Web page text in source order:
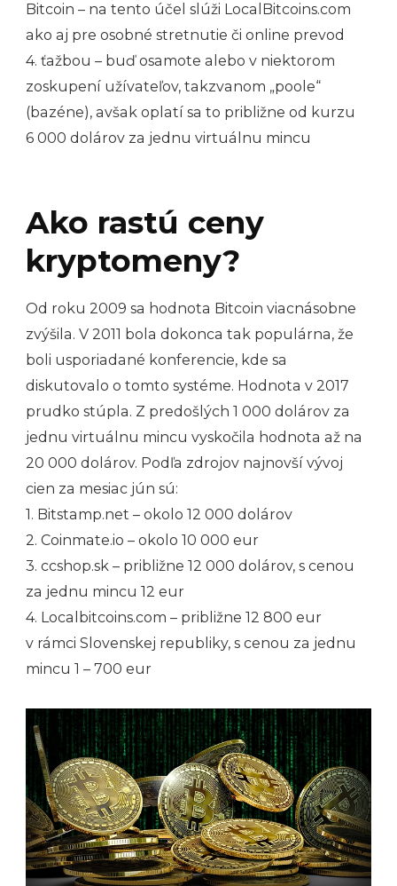
Bitcoin – na tento účel slúži LocalBitcoins.com
ako aj pre osobné stretnutie či online prevod
4. ťažbou – buď osamote alebo v niektorom
zoskupení užívateľov, takzvanom „poole“
(bazéne), avšak oplatí sa to približne od kurzu
6 000 dolárov za jednu virtuálnu mincu
Ako rastú ceny
kryptomeny?
Od roku 2009 sa hodnota Bitcoin viacnásobne
zvýšila. V 2011 bola dokonca tak populárna, že
boli usporiadané konferencie, kde sa
diskutovalo o tomto systéme. Hodnota v 2017
prudko stúpla. Z predošlých 1 000 dolárov za
jednu virtuálnu mincu vyskočila hodnota až na
20 000 dolárov. Podľa zdrojov najnovší vývoj
cien za mesiac jún sú:
1. Bitstamp.net – okolo 12 000 dolárov
2. Coinmate.io – okolo 10 000 eur
3. ccshop.sk – približne 12 000 dolárov, s cenou
za jednu mincu 12 eur
4. Localbitcoins.com – približne 12 800 eur
v rámci Slovenskej republiky, s cenou za jednu
mincu 1 – 700 eur